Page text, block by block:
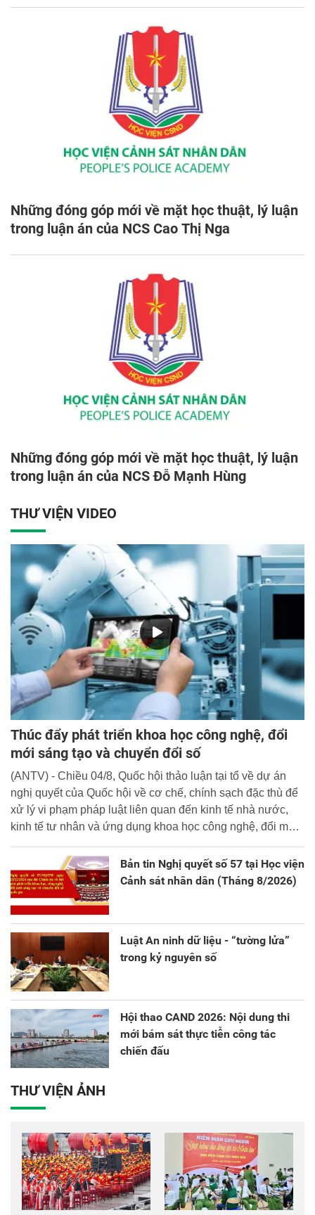
Những đóng góp mới về mặt học thuật, lý luận
trong luận án của NCS Cao Thị Nga
Những đóng góp mới về mặt học thuật, lý luận
trong luận án của NCS Đỗ Mạnh Hùng
THƯ VIỆN VIDEO
Thúc đẩy phát triển khoa học công nghệ, đổi
mới sáng tạo và chuyển đổi số
(ANTV) - Chiều 04/8, Quốc hội thảo luận tại tổ về dự án
nghị quyết của Quốc hội về cơ chế, chính sạch đặc thù để
xử lý vi phạm pháp luật liên quan đến kinh tế nhà nước,
kinh tế tư nhân và ứng dụng khoa học công nghệ, đổi mới
sáng tạo và chuyển đổi số.
Bản tin Nghị quyết số 57 tại Học viện
Cảnh sát nhân dân (Tháng 8/2026)
Luật An ninh dữ liệu - “tường lửa”
trong kỷ nguyên số
Hội thao CAND 2026: Nội dung thi
mới bám sát thực tiễn công tác
chiến đấu
THƯ VIỆN ẢNH